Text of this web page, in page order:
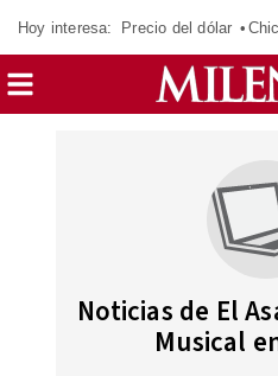
Hoy interesa: Precio del dólar
Noticias de El
Musical